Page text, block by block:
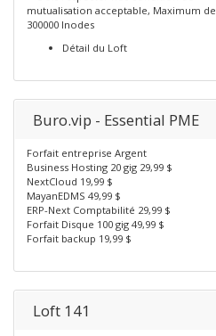
mutualisation acceptable, Maximum de
300000 Inodes
Détail du Loft
Buro.vip - Essential PME
Forfait entreprise Argent
Business Hosting 20 gig 29,99 $
NextCloud 19,99 $
MayanEDMS 49,99 $
ERP-Next Comptabilité 29,99 $
Forfait Disque 100 gig 49,99 $
Forfait backup 19,99 $
Loft 141